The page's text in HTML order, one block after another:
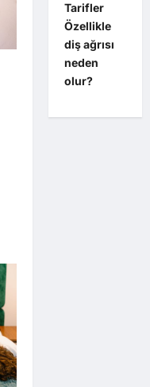
Tarifler
Özellikle
diş ağrısı
neden
olur?